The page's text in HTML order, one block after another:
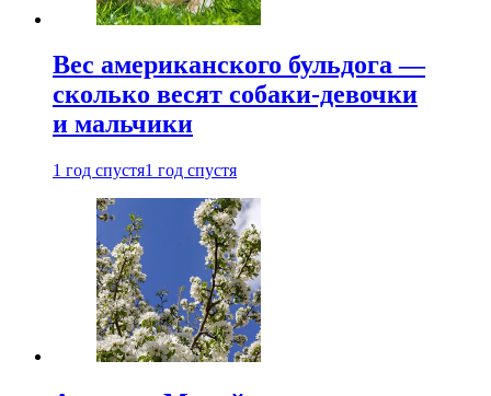
Вес американского бульдога —
сколько весят собаки-девочки
и мальчики
1 год спустя1 год спустя